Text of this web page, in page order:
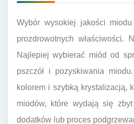
Wybór wysokiej jakości
prozdrowotnych
Najlepiej wybierać miód od
pszczół i pozyskiwania
kolorem i szybką krystalizacją,
miodów, które wydają się
dodatków lub proces